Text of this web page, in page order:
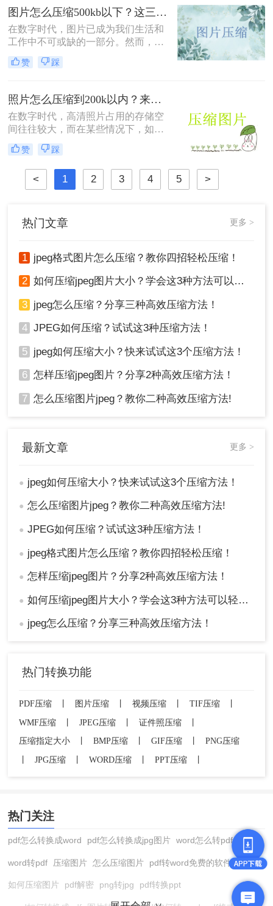
在兼容性问题，许多人希望将其转换
为更常见的JPEG格式。本文将详细介
绍heic文件怎么转换成jpg，以及一些
应用程序和工具的推荐。
图片怎么压缩500kb以下？这三个小方法一定能帮到你！
在数字时代，图片已成为我们生活和
工作中不可或缺的一部分。然而，随
着图片分辨率和质量的不断提高，图
片文件的大小也相应增大，这在一定
便。因此，学会图片怎么压缩500kb
以下，对于提高文件处理效率至关重
要。下面将为您介绍三种实用的图片
压缩方法。
赞 踩
照片怎么压缩到200k以内？来试试这2种压缩方法！
在数字时代，高清照片占用的存储空
间往往较大，而在某些情况下，如上
传至网页、发送电子邮件或保存至手
机时，我们可能需要将照片压缩到更
小的尺寸，尤其是200k以内。这不仅
有助于节省存储空间，还能加快传输
速度。那么照片怎么压缩到200k以内
内的详细步骤与技巧。
赞 踩
< 1 2 3 4 5 >
热门文章 更多 >
1 jpeg格式图片怎么压缩？教你四招轻松压缩！
2 如何压缩jpeg图片大小？学会这3种方法可以轻松压缩!
3 jpeg怎么压缩？分享三种高效压缩方法！
4 JPEG如何压缩？试试这3种压缩方法！
5 jpeg如何压缩大小？快来试试这3个压缩方法！
6 怎样压缩jpeg图片？分享2种高效压缩方法！
7 怎么压缩图片jpeg？教你二种高效压缩方法!
最新文章 更多 >
● jpeg如何压缩大小？快来试试这3个压缩方法！
● 怎么压缩图片jpeg？教你二种高效压缩方法!
● JPEG如何压缩？试试这3种压缩方法！
● jpeg格式图片怎么压缩？教你四招轻松压缩！
● 怎样压缩jpeg图片？分享2种高效压缩方法！
● 如何压缩jpeg图片大小？学会这3种方法可以轻松压缩!
● jpeg怎么压缩？分享三种高效压缩方法！
热门转换功能
PDF压缩 图片压缩 视频压缩 TIF压缩
WMF压缩
丨 JPEG压缩 丨 证件照压缩
丨
压缩指定大小
BMP压缩 GIF压缩
PNG压缩
JPG压缩 WORD压缩 PPT压缩
热门关注
pdf怎么转换成word pdf怎么转换成jpg图片 word怎么转pdf
word转pdf 压缩图片 怎么压缩图片 pdf转word免费的软件
如何压缩图片 pdf解密 png转jpg pdf转换ppt